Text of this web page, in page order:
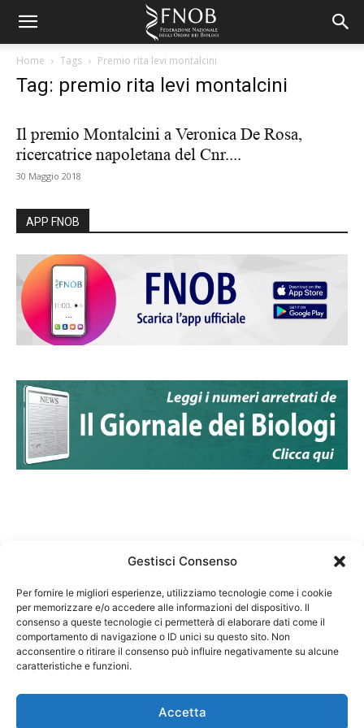
Gestisci Consenso
Per fornire le migliori esperienze, utilizziamo tecnologie come i cookie
per memorizzare e/o accedere alle informazioni del dispositivo. Il
consenso a queste tecnologie ci permetterà di elaborare dati come il
comportamento di navigazione o ID unici su questo sito. Non
acconsentire o ritirare il consenso può influire negativamente su alcune
caratteristiche e funzioni.
Accetta
Home Tags Premio rita levi montalcini
Tag: premio rita levi montalcini
Il premio Montalcini a Veronica De Rosa,
ricercatrice napoletana del Cnr....
30 Maggio 2018
APP FNOB
Federazione Nazionale Degli Ordini dei Biologi:
codice fiscale 80069130583
Responsabile sito internet www.fnob.it: Vincenzo